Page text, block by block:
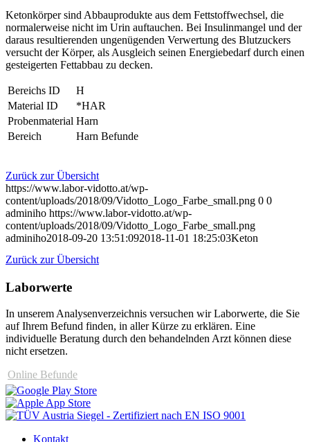
Ketonkörper sind Abbauprodukte aus dem Fettstoffwechsel, die
normalerweise nicht im Urin auftauchen. Bei Insulinmangel und der
daraus resultierenden ungenügenden Verwertung des Blutzuckers
versucht der Körper, als Ausgleich seinen Energiebedarf durch einen
gesteigerten Fettabbau zu decken.
Bereichs ID
H
Material ID
*HAR
Probenmaterial Harn
Bereich
Harn Befunde
Zurück zur Übersicht
https://www.labor-vidotto.at/wp-
content/uploads/2018/09/Vidotto_Logo_Farbe_small.png 0 0
adminiho https://www.labor-vidotto.at/wp-
content/uploads/2018/09/Vidotto_Logo_Farbe_small.png
adminiho2018-09-20 13:51:092018-11-01 18:25:03Keton
Zurück zur Übersicht
Laborwerte
In unserem Analysen­verzeichnis versuchen wir Laborwerte, die Sie
auf Ihrem Befund finden, in aller Kürze zu erklären. Eine
individuelle Beratung durch den behandelnden Arzt können diese
nicht ersetzen.
Online Befunde
Kontakt